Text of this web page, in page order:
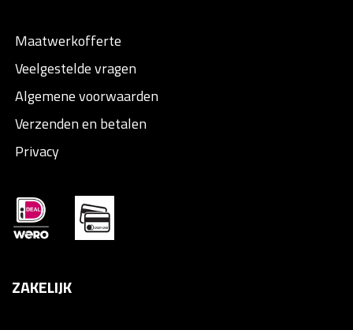
Maatwerkofferte
Veelgestelde vragen
Algemene voorwaarden
Verzenden en betalen
Privacy
ZAKELIJK